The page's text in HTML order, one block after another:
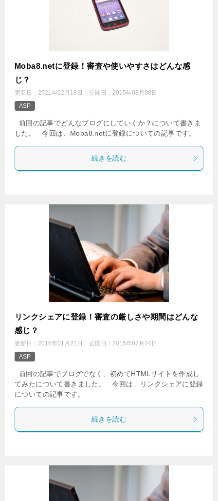
Moba8.netに登録！審査や使いやすさはどんな感
じ？
更新日： 2021年02月18日 公開日： 2015年08月08日
ASP
前回の記事でどんなブログにしていくか？について書きま
した。 今回は、Moba8.netに登録についての記事です。
続きを読む
リンクシェアに登録！審査の厳しさや期間はどんな
感じ？
更新日： 2016年01月21日 公開日： 2015年07月24日
ASP
前回の記事でブログでなく、初めてHTMLサイトを作成し
てみたについて書きました。 今回は、リンクシェアに登録
についての記事です。
続きを読む